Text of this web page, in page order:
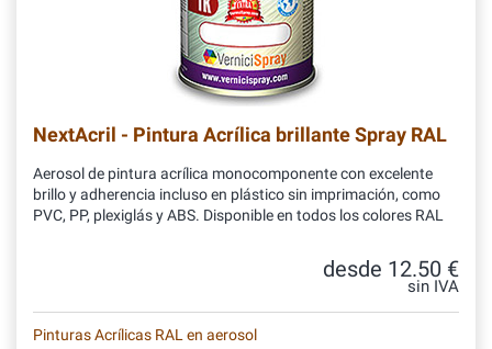
NextAcril - Pintura Acrílica brillante Spray RAL
Aerosol de pintura acrílica monocomponente con excelente
brillo y adherencia incluso en plástico sin imprimación, como
PVC, PP, plexiglás y ABS. Disponible en todos los colores RAL
desde 12.50 €
sin IVA
Pinturas Acrílicas RAL en aerosol